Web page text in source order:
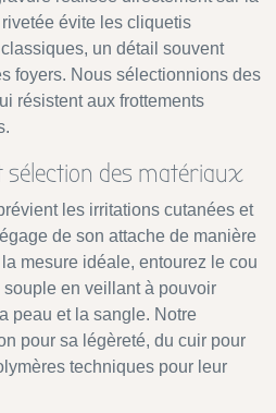
évite les cliquetis
un détail souvent
foyers. Nous sélectionnions des
résistent aux frottements
sélection des matériaux
les irritations cutanées et
de son attache de manière
mesure idéale, entourez le cou
en veillant à pouvoir
peau et la sangle. Notre
pour sa légèreté, du cuir pour
techniques pour leur